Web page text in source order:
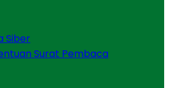
Siber
Surat Pembaca